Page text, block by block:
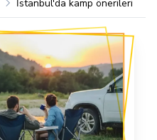
İstanbul'da kamp önerileri